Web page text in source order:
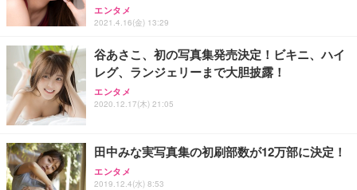
エンタメ
2021.4.16(金) 13:29
谷あさこ、初の写真集発売決定！ビキニ、ハイ
レグ、ランジェリーまで大胆披露！
エンタメ
2020.12.17(木) 21:05
田中みな実写真集の初刷部数が12万部に決定！
エンタメ
2019.12.4(水) 8:53